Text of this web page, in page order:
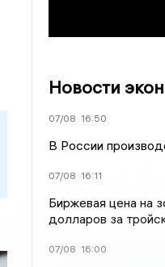
Новости
07/08 16:50
В России
07/08 16:11
Биржевая цена на
долларов за
07/08 16:00